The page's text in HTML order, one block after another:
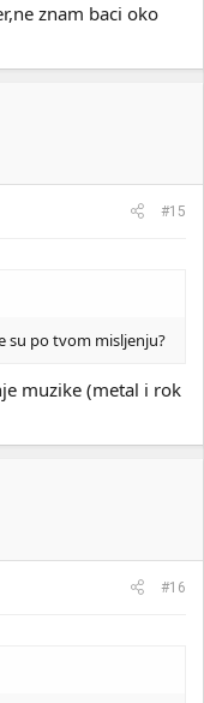
znam baci oko
#15
su po tvom misljenju?
muzike (metal i rok
#16